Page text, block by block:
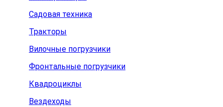
Садовая техника
Тракторы
Вилочные погрузчики
Фронтальные погрузчики
Квадроциклы
Вездеходы